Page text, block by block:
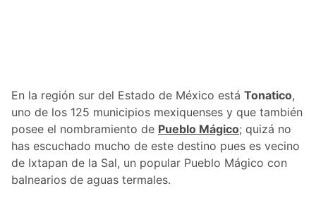
En la región sur del Estado de México está Tonatico,
uno de los 125 municipios mexiquenses y que también
posee el nombramiento de Pueblo Mágico; quizá no
has escuchado mucho de este destino pues es vecino
de Ixtapan de la Sal, un popular Pueblo Mágico con
balnearios de aguas termales.